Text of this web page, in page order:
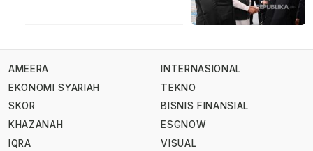
AMEERA
EKONOMI SYARIAH
SKOR
KHAZANAH
IQRA
INTERNASIONAL
TEKNO
BISNIS FINANSIAL
ESGNOW
VISUAL